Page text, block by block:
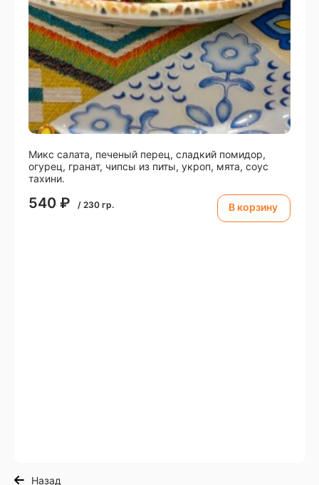
Микс салата, печеный перец, сладкий помидор,
огурец, гранат, чипсы из питы, укроп, мята, соус
тахини.
540 ₽ / 230 гр. В корзину
Назад